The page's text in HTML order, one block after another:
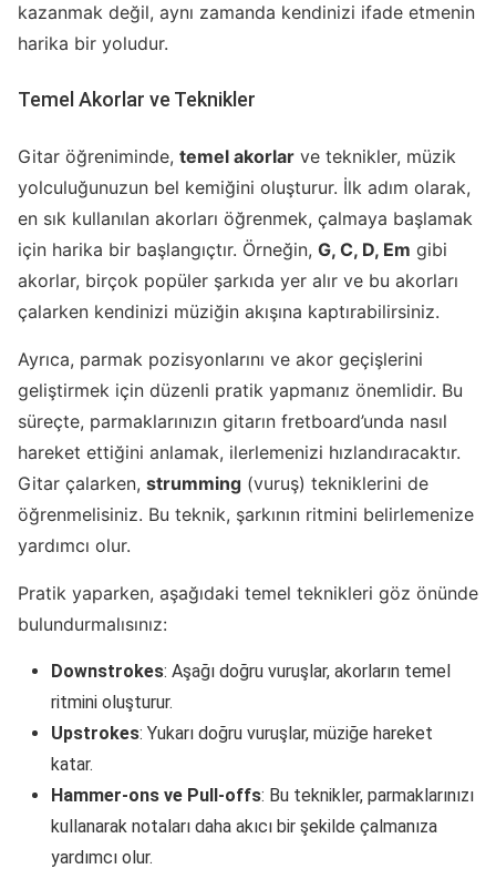
kazanmak değil, aynı zamanda kendinizi ifade etmenin
harika bir yoludur.
Temel Akorlar ve Teknikler
Gitar öğreniminde, temel akorlar ve teknikler, müzik
yolculuğunuzun bel kemiğini oluşturur. İlk adım olarak,
en sık kullanılan akorları öğrenmek, çalmaya başlamak
için harika bir başlangıçtır. Örneğin, G, C, D, Em gibi
akorlar, birçok popüler şarkıda yer alır ve bu akorları
çalarken kendinizi müziğin akışına kaptırabilirsiniz.
Ayrıca, parmak pozisyonlarını ve akor geçişlerini
geliştirmek için düzenli pratik yapmanız önemlidir. Bu
süreçte, parmaklarınızın gitarın fretboard’unda nasıl
hareket ettiğini anlamak, ilerlemenizi hızlandıracaktır.
Gitar çalarken, strumming (vuruş) tekniklerini de
öğrenmelisiniz. Bu teknik, şarkının ritmini belirlemenize
yardımcı olur.
Pratik yaparken, aşağıdaki temel teknikleri göz önünde
bulundurmalısınız:
Downstrokes: Aşağı doğru vuruşlar, akorların temel
ritmini oluşturur.
Upstrokes: Yukarı doğru vuruşlar, müziğe hareket
katar.
Hammer-ons ve Pull-offs: Bu teknikler, parmaklarınızı
kullanarak notaları daha akıcı bir şekilde çalmanıza
yardımcı olur.